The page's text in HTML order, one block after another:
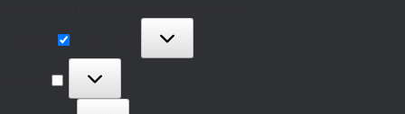
Vorlieben
Statistiken